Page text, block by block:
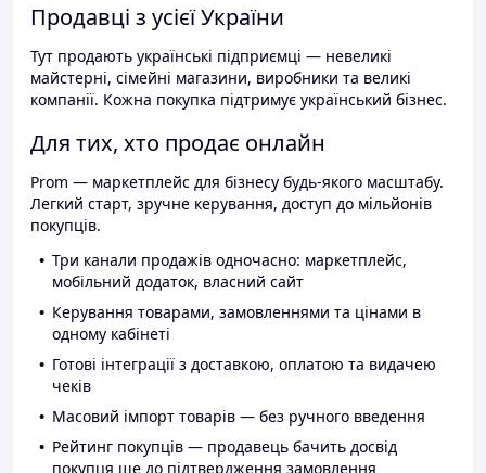
Продавці з усієї України
Тут продають українські підприємці — невеликі
майстерні, сімейні магазини, виробники та великі
компанії. Кожна покупка підтримує український бізнес.
Для тих, хто продає онлайн
Prom — маркетплейс для бізнесу будь-якого масштабу.
Легкий старт, зручне керування, доступ до мільйонів
покупців.
Три канали продажів одночасно: маркетплейс,
мобільний додаток, власний сайт
Керування товарами, замовленнями та цінами в
одному кабінеті
Готові інтеграції з доставкою, оплатою та видачею
чеків
Масовий імпорт товарів — без ручного введення
Рейтинг покупців — продавець бачить досвід
покупця ще до підтвердження замовлення